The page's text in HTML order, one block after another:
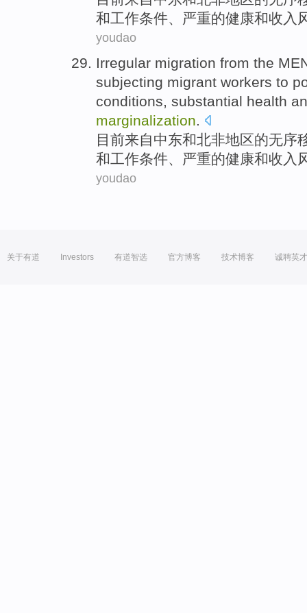
和工作条件 严重的健康和收入
youdao
Irregular migration from the
subjecting migrant workers to
conditions, substantial health
marginalization.
目前来自中东和北非地区的无序
和工作条件、 严重的健康和收入
youdao
关于有道 Investors 有道智选 官方博客 技术博客 诚聘英才